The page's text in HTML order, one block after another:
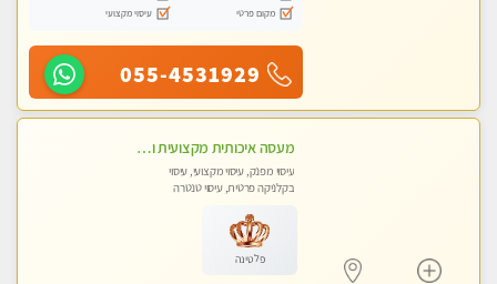
מקום פרטי
עיסוי מקצועי
055-4531929
מעסה איכותית מקצועית ומפנקת
עיסוי מפנק, עיסוי מקצועי, עיסוי
בקלניקה פרטית, עיסוי טנטרה
פלטינה